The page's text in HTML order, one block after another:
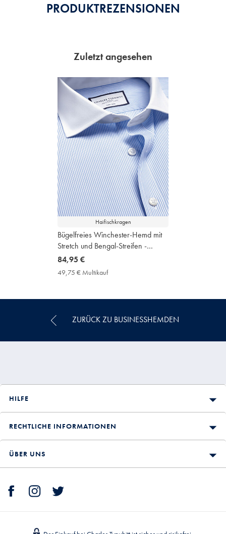
PRODUKTREZENSIONEN
Zuletzt angesehen
Haifischkragen
Bügelfreies Winchester-Hemd mit
Stretch und Bengal-Streifen -
Himmelblau
now
84,95
84,95 €
49,75 € Multikauf49,75
Price
ZURÜCK ZU BUSINESSHEMDEN
HILFE
RECHTLICHE INFORMATIONEN
ÜBER UNS